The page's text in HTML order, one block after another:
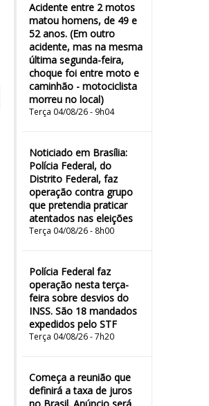
Acidente entre 2 motos
matou homens, de 49 e
52 anos. (Em outro
acidente, mas na mesma
última segunda-feira,
choque foi entre moto e
caminhão - motociclista
morreu no local)
Terça 04/08/26 - 9h04
Noticiado em Brasília:
Polícia Federal, do
Distrito Federal, faz
operação contra grupo
que pretendia praticar
atentados nas eleições
Terça 04/08/26 - 8h00
Polícia Federal faz
operação nesta terça-
feira sobre desvios do
INSS. São 18 mandados
expedidos pelo STF
Terça 04/08/26 - 7h20
Começa a reunião que
definirá a taxa de juros